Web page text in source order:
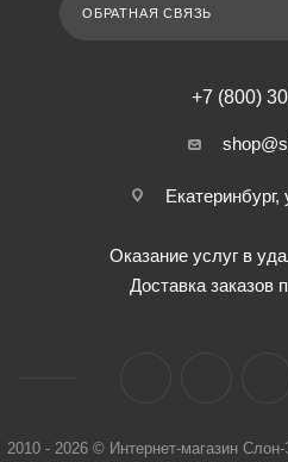
ОБРАТНАЯ СВЯЗЬ
+7 (800)
Оказание услуг в
Доставка заказов
2010 - 2026 © Интернет-магазин